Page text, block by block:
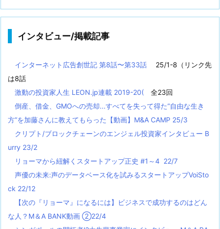
インタビュー/掲載記事
インターネット広告創世記 第8話〜第33話
25/1-8（リンク先
は8話
激動の投資家人生 LEON.jp連載 2019-20(
全23回
倒産、借金、GMOへの売却...すべてを失って得た”自由な生き
方”を加藤さんに教えてもらった【動画】M&A CAMP 25/3
クリプト/ブロックチェーンのエンジェル投資家インタビュー B
urry 23/2
リョーマから紐解くスタートアップ正史 #1～4 22/7
声優の未来:声のデータベース化を試みるスタートアップVoiSto
ck 22/12
【次の『リョーマ』になるには】ビジネスで成功するのはどん
な人？M＆A BANK動画 ②22/4